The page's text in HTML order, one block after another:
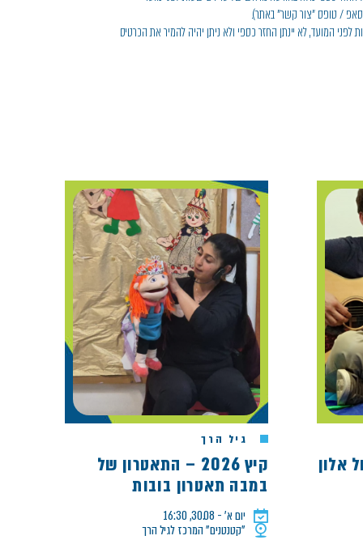
/ טופס "צור קשר" באתר).
מאוחר: בביטול שייעשה בפחות מ-24 שעות לפני המועד, לא יינתן החזר כספי ולא ניתן יהיה להמיר את הכרטיס
גיל הרך
קיץ 2026 – התאטרון של
במבה תאטרון בובות
יום א׳ - 30.08, 16:30
"קטנטנים" המרכז לגיל הרך